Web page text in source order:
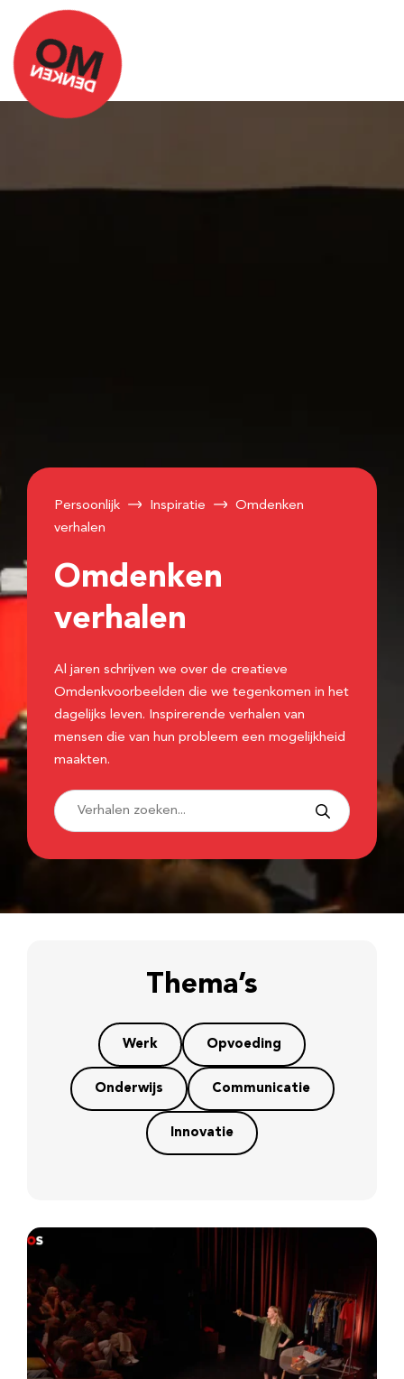
Persoonlijk Inspiratie
Omdenken
verhalen
Omdenken
verhalen
Al jaren schrijven we over de creatieve
Omdenkvoorbeelden die we tegenkomen in het
dagelijks leven. Inspirerende verhalen van
mensen die van hun probleem een mogelijkheid
maakten.
Thema’s
Werk Opvoeding
Onderwijs Communicatie
Innovatie